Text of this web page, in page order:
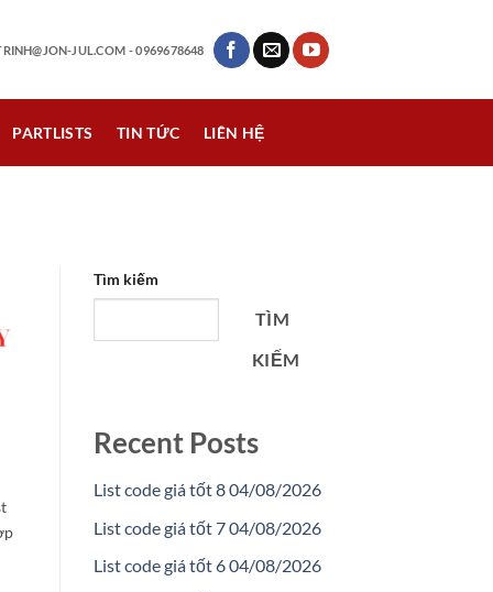
JUL.COM - 0969678648
PARTLISTS TIN TỨC LIÊN HỆ
Tìm kiếm
TÌM
KIẾM
Recent Posts
List code giá tốt 8 04/08/2026
List code giá tốt 7 04/08/2026
List code giá tốt 6 04/08/2026